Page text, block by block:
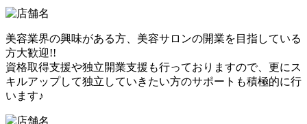
美容業界の興味がある方、美容サロンの開業を目指している
方大歓迎!!
資格取得支援や独立開業支援も行っておりますので、更にス
キルアップして独立していきたい方のサポートも積極的に行
います♪